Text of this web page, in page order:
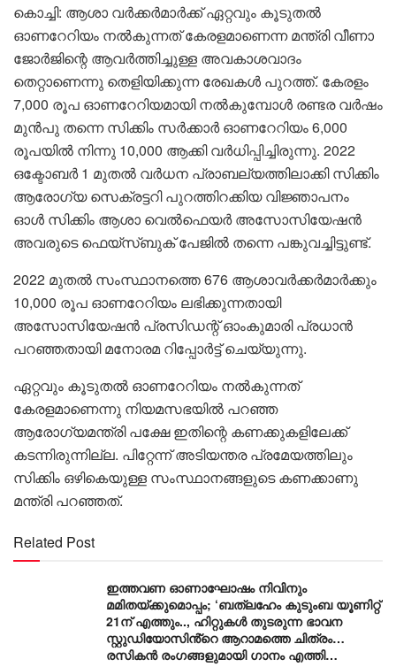
കൊച്ചി: ആശാ വർക്കർമാർക്ക് ഏറ്റവും കൂടുതൽ
ഓണറേറിയം നൽകുന്നത് കേരളമാണെന്ന മന്ത്രി വീണാ
ജോർജിന്റെ ആവർത്തിച്ചുള്ള അവകാശവാദം
തെറ്റാണെന്നു തെളിയിക്കുന്ന രേഖകൾ പുറത്ത്. കേരളം
7,000 രൂപ ഓണറേറിയമായി നൽകുമ്പോൾ രണ്ടര വർഷം
മുൻപു തന്നെ സിക്കിം സർക്കാർ ഓണറേറിയം 6,000
രൂപയിൽ നിന്നു 10,000 ആക്കി വർധിപ്പിച്ചിരുന്നു. 2022
ഒക്ടോബർ 1 മുതൽ വർധന പ്രാബല്യത്തിലാക്കി സിക്കിം
ആരോഗ്യ സെക്രട്ടറി പുറത്തിറക്കിയ വിജ്ഞാപനം
ഓൾ സിക്കിം ആശാ വെൽഫെയർ അസോസിയേഷൻ
അവരുടെ ഫെയ്സ്ബുക് പേജിൽ തന്നെ പങ്കുവച്ചിട്ടുണ്ട്.
2022 മുതൽ സംസ്ഥാനത്തെ 676 ആശാവർ‌ക്കർമാർക്കും
10,000 രൂപ ഓണറേറിയം ലഭിക്കുന്നതായി
അസോസിയേഷൻ പ്രസിഡന്റ് ഓംകുമാരി പ്രധാൻ
പറഞ്ഞതായി മനോരമ റിപ്പോർട്ട് ചെയ്യുന്നു.
ഏറ്റവും കൂടുതൽ ഓണറേറിയം നൽകുന്നത്
കേരളമാണെന്നു നിയമസഭയിൽ പറഞ്ഞ
ആരോഗ്യമന്ത്രി പക്ഷേ ഇതിന്റെ കണക്കുകളിലേക്ക്
കടന്നിരുന്നില്ല. പിറ്റേന്ന് അടിയന്തര പ്രമേയത്തിലും
സിക്കിം ഒഴികെയുള്ള സംസ്ഥാനങ്ങളുടെ കണക്കാണു
മന്ത്രി പറഞ്ഞത്.
Related Post
ഇത്തവണ ഓണാഘോഷം നിവിനും
മമിതയ്ക്കുമൊപ്പം; ‘ബത്‍ലഹേം കുടുംബ യൂണിറ്റ്
21ന് എത്തും.., ഹിറ്റുകൾ തുടരുന്ന ഭാവന
സ്റ്റുഡിയോസിൻ്റെ ആറാമത്തെ ചിത്രം…
രസികൻ രംഗങ്ങളുമായി ഗാനം എത്തി…